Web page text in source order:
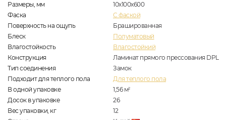
Размеры, мм
10х100х600
Фаска
C фаской
Поверхность на ощупь
Брашированная
Блеск
Полуматовый
Влагостойкость
Влагостойкий
Конструкция
Ламинат прямого прессования DPL
Тип соединения
Замок
Подходит для теплого пола
Для теплого пола
В одной упаковке
1,56 м2
Досок в упаковке
26
Вес упаковки, кг
12